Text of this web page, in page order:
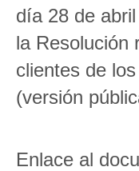
día 28 de
la Resolución
clientes de
(versión
Enlace al